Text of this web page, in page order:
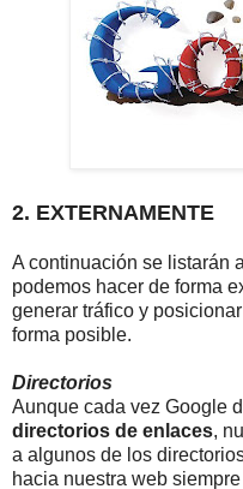
2. EXTERNAMENTE
A continuación se listarán
podemos hacer de forma
generar tráfico y
forma posible.
Directorios
Aunque cada vez Google
directorios de enlaces,
a algunos de los
hacia nuestra web